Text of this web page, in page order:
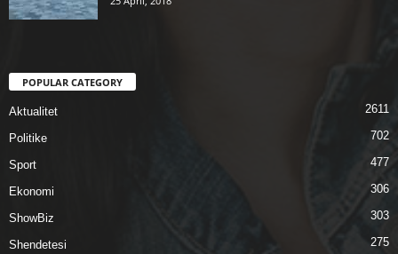
POPULAR CATEGORY
Aktualitet 2611
Politike 702
Sport 477
Ekonomi 306
ShowBiz 303
Shendetesi 275